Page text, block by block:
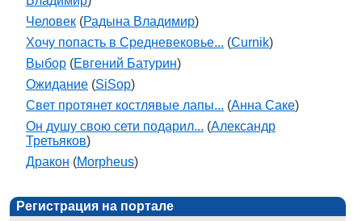
Человек (Радына Владимир)
Хочу попасть в Средневековье... (Curnik)
Выбор (Евгений Батурин)
Ожидание (SiSop)
Свет протянет костлявые лапы... (Анна Саке)
Он душу свою сети подарил... (Александр
Третьяков)
Дракон (Morpheus)
Регистрация на портале